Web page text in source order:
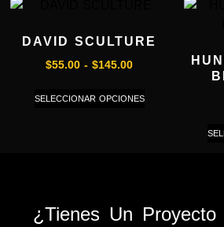
DAVID SCULTURE
$55.00 - $145.00
SELECCIONAR OPCIONES
¿Tienes Un